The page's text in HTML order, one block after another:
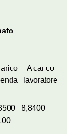
A carico
lavoratore
8,8400